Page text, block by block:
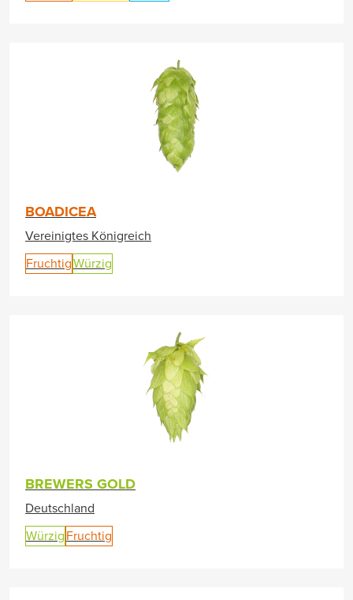
BOADICEA
Vereinigtes Königreich
FruchtigWürzig
BREWERS GOLD
Deutschland
Würzig Fruchtig